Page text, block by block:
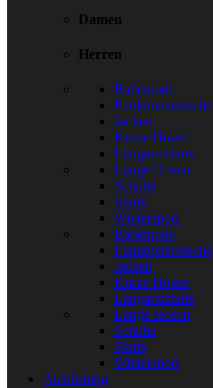
Damen
Herren
Bademode
Funktionswäsche
Jacken
Kurze Hosen
Langarmshirts
Lange Hosen
Schuhe
Shirts
Wintersport
Bademode
Funktionswäsche
Jacken
Kurze Hosen
Langarmshirts
Lange Hosen
Schuhe
Shirts
Wintersport
Ausrüstung